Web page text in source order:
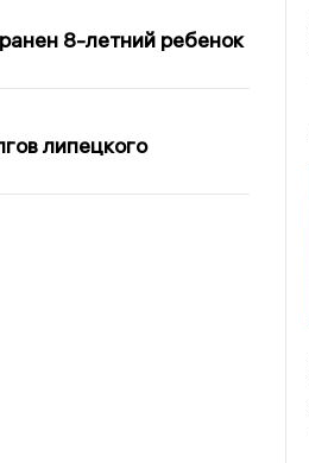
8-летний ребенок
липецкого